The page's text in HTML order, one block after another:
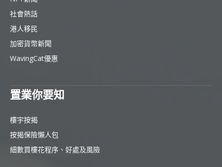
社會熱話
港人移民
加密貨幣新聞
WavingCat優惠
置業你要知
樓宇按揭
按揭保險懶人包
細數買樓花程序、好處及風險